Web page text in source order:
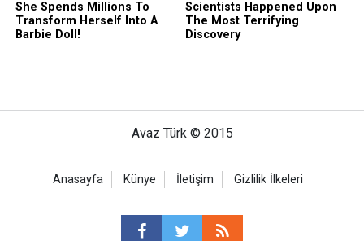
Avaz Türk © 2015
Anasayfa Künye İletişim Gizlilik İlkeleri